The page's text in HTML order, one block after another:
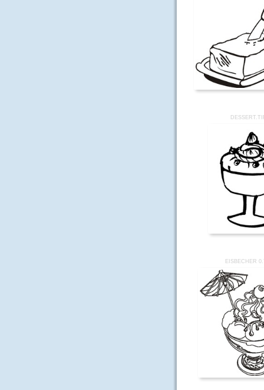
EISBECHER